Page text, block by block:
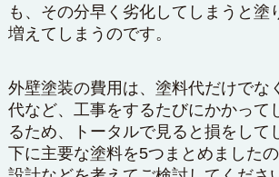
も、その分早く劣化してしまうと塗
増えてしまうのです。
外壁塗装の費用は、塗料代だけでな
代など、工事をするたびにかかって
るため、トータルで見ると損をして
下に主要な塗料を5つまとめました